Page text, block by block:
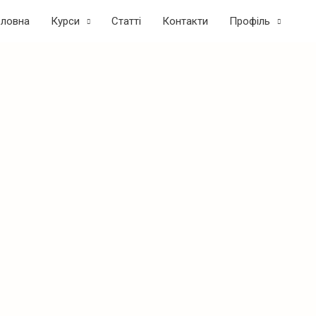
Курси Статтi Контакти Профіль